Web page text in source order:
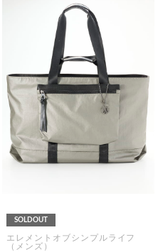
SOLDOUT
エレメントオブシンプルライフ
（メンズ）